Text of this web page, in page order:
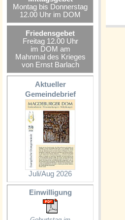
Montag bis Donnerstag
12.00 Uhr im DOM
Friedensgebet
Freitag 12.00 Uhr
im DOM am
Mahnmal des Krieges
von Ernst Barlach
Aktueller
Gemeindebrief
Juli/Aug 2026
Einwilligung